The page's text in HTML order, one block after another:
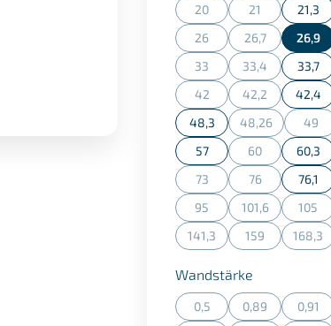
20
(Diese Option ist zurzeit
21
(Diese Option
21,3
26
(Diese Option ist zurzeit
26,7
(Diese Option
26,9
33
(Diese Option ist zurzeit
33,4
(Diese Option
33,7
42
(Diese Option ist zurzeit
42,2
(Diese Option
42,4
48,3 48,26
(Diese Option
49
57 60
(Diese Option
60,3
73
(Diese Option ist zurzeit
76
(Diese Option
76,1
95
(Diese Option ist zurzeit
101,6
(Diese Option
105
141,3
(Diese Option ist zurzeit
159
(Diese Option
168,3
Wandstärke
0,5
(Diese Option ist zurzeit
0,89
(Diese Option
0,91